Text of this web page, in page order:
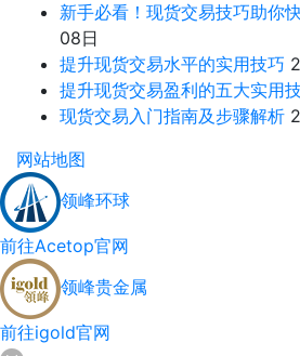
新手必看！现货交易技巧助你
08日
提升现货交易水平的实用技巧
提升现货交易盈利的五大实用
现货交易入门指南及步骤解析
网站地图
领峰环球
前往Acetop官网
领峰贵金属
前往igold官网